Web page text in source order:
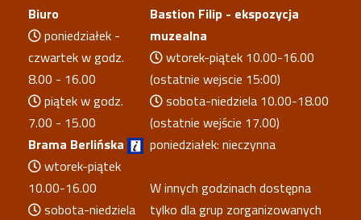
Biuro
poniedziałek -
czwartek w godz.
8.00 - 16.00
piątek w godz.
7.00 - 15.00
Brama Berlińska
wtorek-piątek
10.00-16.00
sobota-niedziela
Bastion Filip - ekspozycja
muzealna
wtorek-piątek 10.00-16.00
(ostatnie wejscie 15:00)
sobota-niedziela 10.00-18.00
(ostatnie wejście 17.00)
poniedziałek: nieczynna
W innych godzinach dostępna
tylko dla grup zorganizowanych